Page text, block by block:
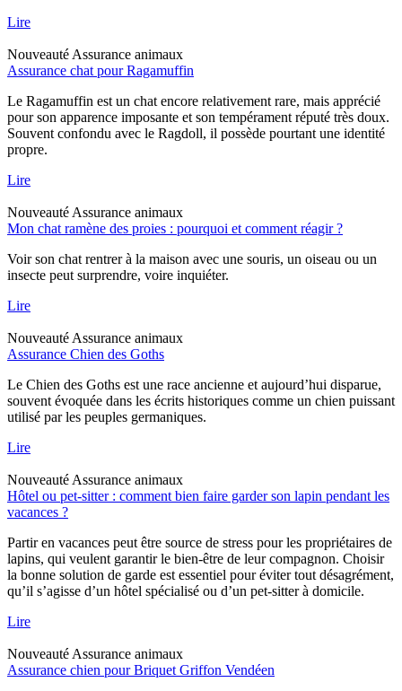
Lire
Nouveauté Assurance animaux
Assurance chat pour Ragamuffin
Le Ragamuffin est un chat encore relativement rare, mais apprécié
pour son apparence imposante et son tempérament réputé très doux.
Souvent confondu avec le Ragdoll, il possède pourtant une identité
propre.
Lire
Nouveauté Assurance animaux
Mon chat ramène des proies : pourquoi et comment réagir ?
Voir son chat rentrer à la maison avec une souris, un oiseau ou un
insecte peut surprendre, voire inquiéter.
Lire
Nouveauté Assurance animaux
Assurance Chien des Goths
Le Chien des Goths est une race ancienne et aujourd’hui disparue,
souvent évoquée dans les écrits historiques comme un chien puissant
utilisé par les peuples germaniques.
Lire
Nouveauté Assurance animaux
Hôtel ou pet-sitter : comment bien faire garder son lapin pendant les
vacances ?
Partir en vacances peut être source de stress pour les propriétaires de
lapins, qui veulent garantir le bien-être de leur compagnon. Choisir
la bonne solution de garde est essentiel pour éviter tout désagrément,
qu’il s’agisse d’un hôtel spécialisé ou d’un pet-sitter à domicile.
Lire
Nouveauté Assurance animaux
Assurance chien pour Briquet Griffon Vendéen